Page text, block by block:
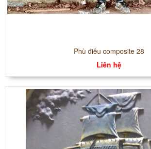
Phù điêu composite 28
Liên hệ